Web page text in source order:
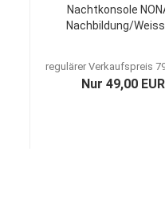
Nachtkonsole
Nachbildung/
regulärer Verkaufspreis
Nur 49,00 EUR